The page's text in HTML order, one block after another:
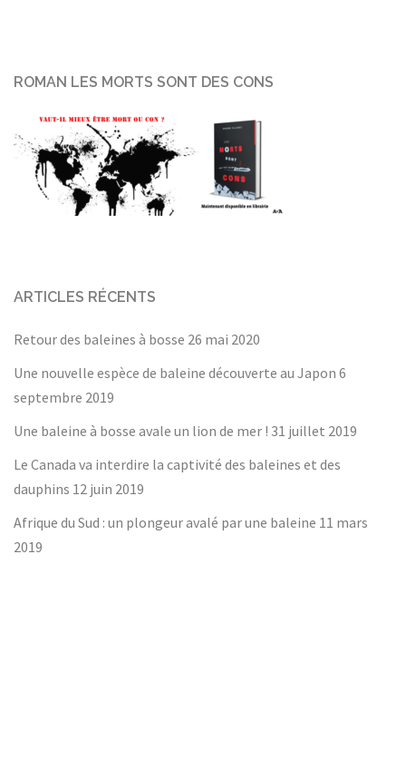
ROMAN LES MORTS SONT DES CONS
ARTICLES RÉCENTS
Retour des baleines à bosse 26 mai 2020
Une nouvelle espèce de baleine découverte au Japon 6
septembre 2019
Une baleine à bosse avale un lion de mer ! 31 juillet 2019
Le Canada va interdire la captivité des baleines et des
dauphins 12 juin 2019
Afrique du Sud : un plongeur avalé par une baleine 11 mars
2019